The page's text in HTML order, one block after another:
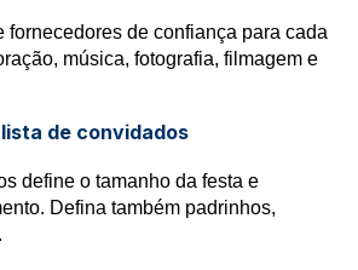
fornecedores de confiança para cada
música, fotografia, filmagem e
de convidados
define o tamanho da festa e
Defina também padrinhos,